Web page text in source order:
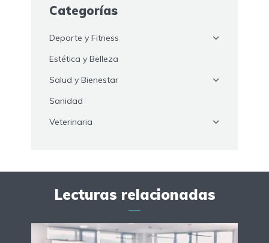
Categorías
Deporte y Fitness
Estética y Belleza
Salud y Bienestar
Sanidad
Veterinaria
Lecturas relacionadas